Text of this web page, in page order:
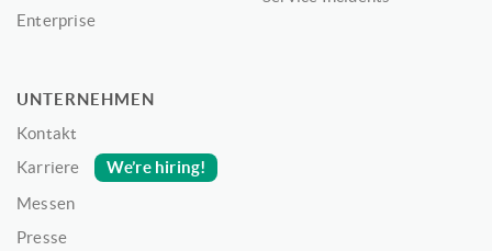
Enterprise
UNTERNEHMEN
Kontakt
Karriere
We’re hiring!
Messen
Presse